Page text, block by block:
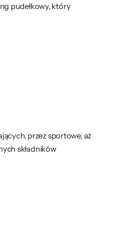
pudełkowy, który
przez sportowe, aż
składników